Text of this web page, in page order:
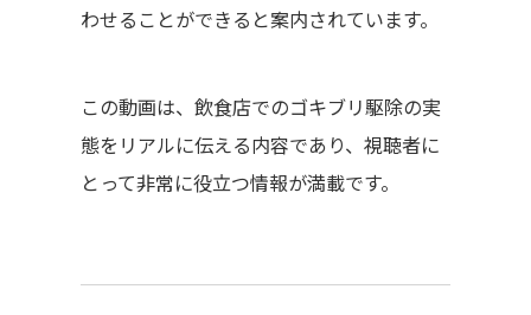
わせることができると案内されています。
この動画は、飲食店でのゴキブリ駆除の実
態をリアルに伝える内容であり、視聴者に
とって非常に役立つ情報が満載です。